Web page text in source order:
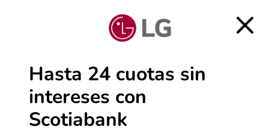
Hasta 24 cuotas sin
intereses con
Scotiabank